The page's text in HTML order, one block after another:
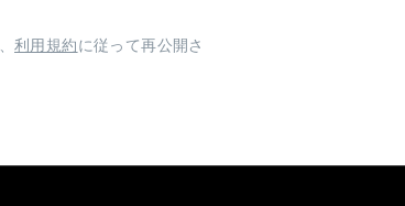
利用規約に従って再公開さ